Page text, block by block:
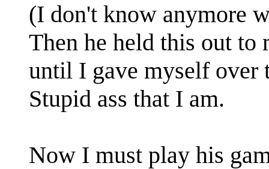
(I don't know anymore
Then he held this out to
until I gave myself over
Stupid ass that I am.
Now I must play his